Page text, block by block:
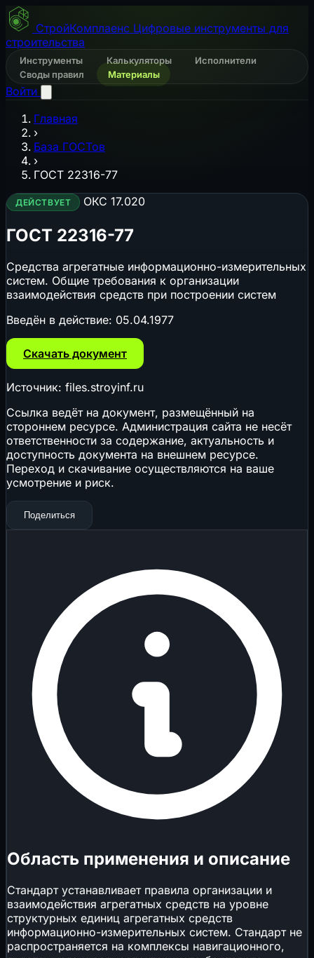
СтройКомплаенс Цифровые инструменты для
строительства
Инструменты Калькуляторы
Исполнители
Своды правил
Материалы
Войти
Главная
›
База ГОСТов
›
ГОСТ 22316-77
ДЕЙСТВУЕТ ОКС 17.020
ГОСТ 22316-77
Средства агрегатные информационно-измерительных
систем. Общие требования к организации
взаимодействия средств при построении систем
Введён в действие: 05.04.1977
Скачать документ
Источник: files.stroyinf.ru
Ссылка ведёт на документ, размещённый на
стороннем ресурсе. Администрация сайта не несёт
ответственности за содержание, актуальность и
доступность документа на внешнем ресурсе.
Переход и скачивание осуществляются на ваше
усмотрение и риск.
Поделиться
Область применения и описание
Стандарт устанавливает правила организации и
взаимодействия агрегатных средств на уровне
структурных единиц агрегатных средств
информационно-измерительных систем. Стандарт не
распространяется на комплексы навигационного,